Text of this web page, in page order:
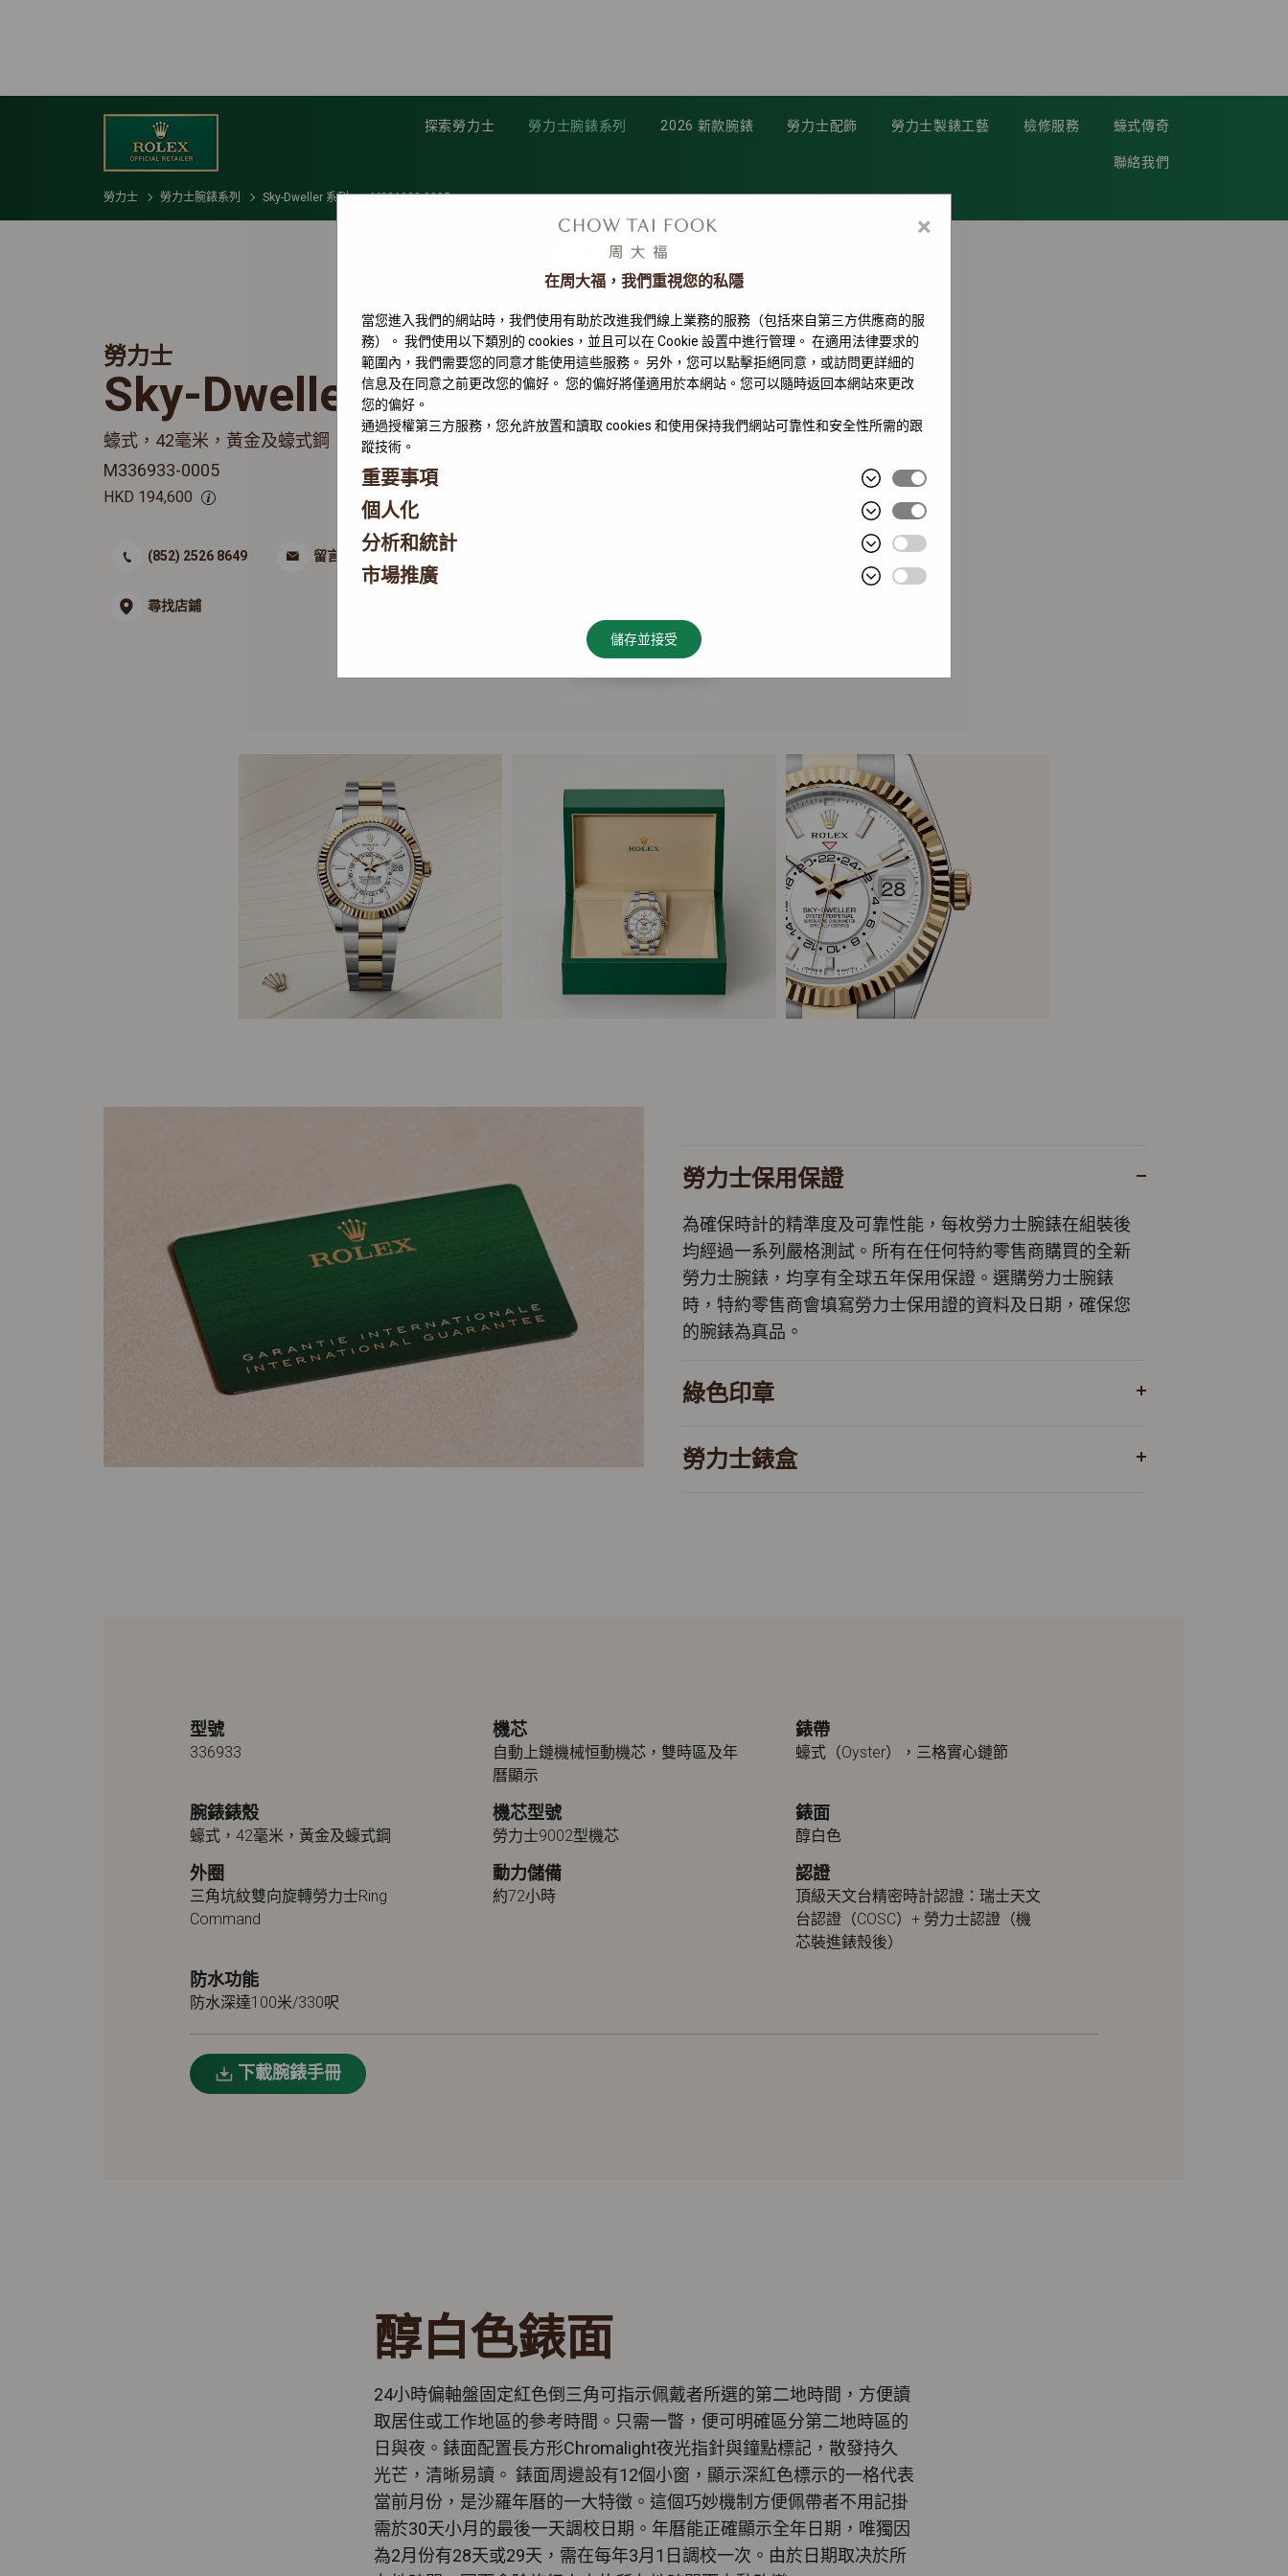
探索勞力士 勞力士腕錶系列 2026 新款腕錶 勞力士配飾 勞力士製錶工藝 檢修服務 蠔式傳奇
聯絡我們
勞力士 勞力士腕錶系列 Sky-Dweller 系列 M336933-0005
勞力士
Sky-Dweller
蠔式，42毫米，黃金及蠔式鋼
M336933-0005
HKD 194,600
(852) 2526 8649 留言
尋找店鋪
勞力士保用保證
為確保時計的精準度及可靠性能，每枚勞力士腕錶在組裝後
均經過一系列嚴格測試。所有在任何特約零售商購買的全新
勞力士腕錶，均享有全球五年保用保證。選購勞力士腕錶
時，特約零售商會填寫勞力士保用證的資料及日期，確保您
的腕錶為真品。
綠色印章
勞力士錶盒
型號
336933
機芯
自動上鏈機械恒動機芯，雙時區及年
曆顯示
錶帶
蠔式（Oyster），三格實心鏈節
腕錶錶殼
蠔式，42毫米，黃金及蠔式鋼
機芯型號
勞力士9002型機芯
錶面
醇白色
外圈
三角坑紋雙向旋轉勞力士Ring
Command
動力儲備
約72小時
認證
頂級天文台精密時計認證：瑞士天文
台認證（COSC）+ 勞力士認證（機
芯裝進錶殼後）
防水功能
防水深達100米/330呎
下載腕錶手冊
醇白色錶面
24小時偏軸盤固定紅色倒三角可指示佩戴者所選的第二地時間，方便讀
取居住或工作地區的參考時間。只需一瞥，便可明確區分第二地時區的
日與夜。錶面配置長方形Chromalight夜光指針與鐘點標記，散發持久
光芒，清晰易讀。 錶面周邊設有12個小窗，顯示深紅色標示的一格代表
當前月份，是沙羅年曆的一大特徵。這個巧妙機制方便佩帶者不用記掛
需於30天小月的最後一天調校日期。年曆能正確顯示全年日期，唯獨因
為2月份有28天或29天，需在每年3月1日調校一次。由於日期取决於所
×
在周大福，我們重視您的私隱
當您進入我們的網站時，我們使用有助於改進我們線上業務的服務（包括來自第三方供應商的服
務）。 我們使用以下類別的 cookies，並且可以在 Cookie 設置中進行管理。 在適用法律要求的
範圍內，我們需要您的同意才能使用這些服務。 另外，您可以點擊拒絕同意，或訪問更詳細的
信息及在同意之前更改您的偏好。 您的偏好將僅適用於本網站。您可以隨時返回本網站來更改
您的偏好。
通過授權第三方服務，您允許放置和讀取 cookies 和使用保持我們網站可靠性和安全性所需的跟
蹤技術。
重要事項
個人化
分析和統計
市場推廣
儲存並接受